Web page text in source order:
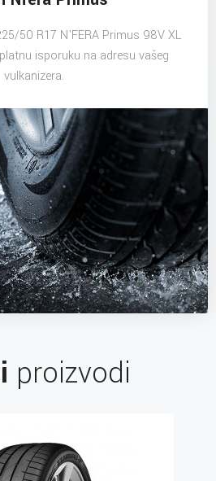
50 R17 N'FERA Primus 98V XL
isporuku na adresu vašeg
vulkanizera.
proizvodi